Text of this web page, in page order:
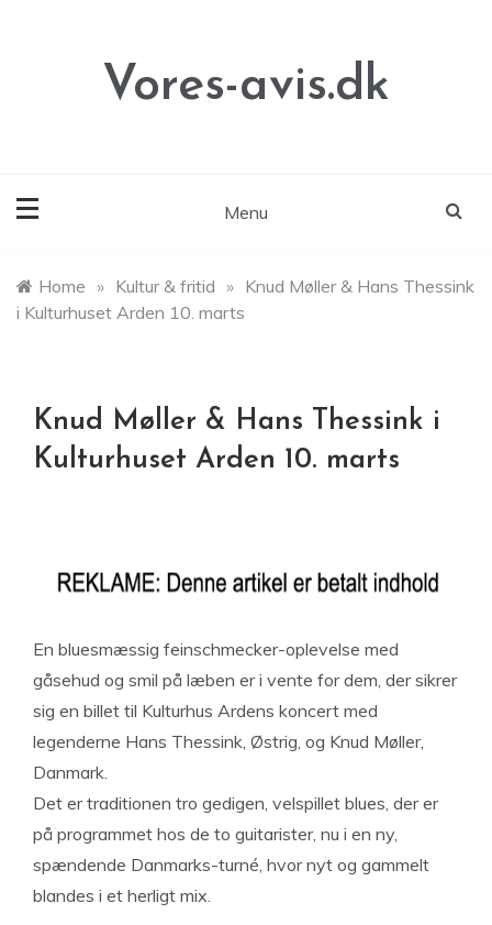
Vores-avis.dk
Menu
Home » Kultur & fritid » Knud Møller & Hans Thessink
i Kulturhuset Arden 10. marts
Knud Møller & Hans Thessink i
Kulturhuset Arden 10. marts
En bluesmæssig feinschmecker-oplevelse med
gåsehud og smil på læben er i vente for dem, der sikrer
sig en billet til Kulturhus Ardens koncert med
legenderne Hans Thessink, Østrig, og Knud Møller,
Danmark.
Det er traditionen tro gedigen, velspillet blues, der er
på programmet hos de to guitarister, nu i en ny,
spændende Danmarks-turné, hvor nyt og gammelt
blandes i et herligt mix.